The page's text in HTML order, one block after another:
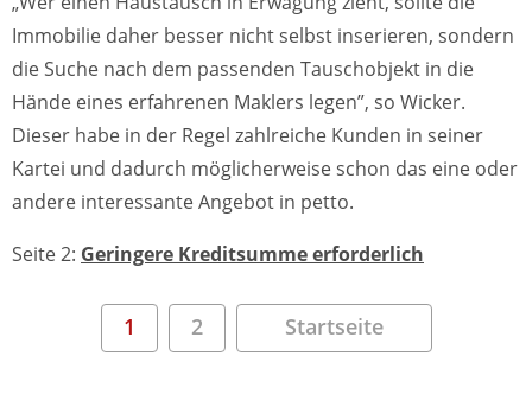
Immobilie daher besser nicht selbst inserieren, sondern
die Suche nach dem passenden Tauschobjekt in die
Hände eines erfahrenen Maklers legen”, so Wicker.
Dieser habe in der Regel zahlreiche Kunden in seiner
Kartei und dadurch möglicherweise schon das eine oder
andere interessante Angebot in petto.
Seite 2: Geringere Kreditsumme erforderlich
1 2 Startseite